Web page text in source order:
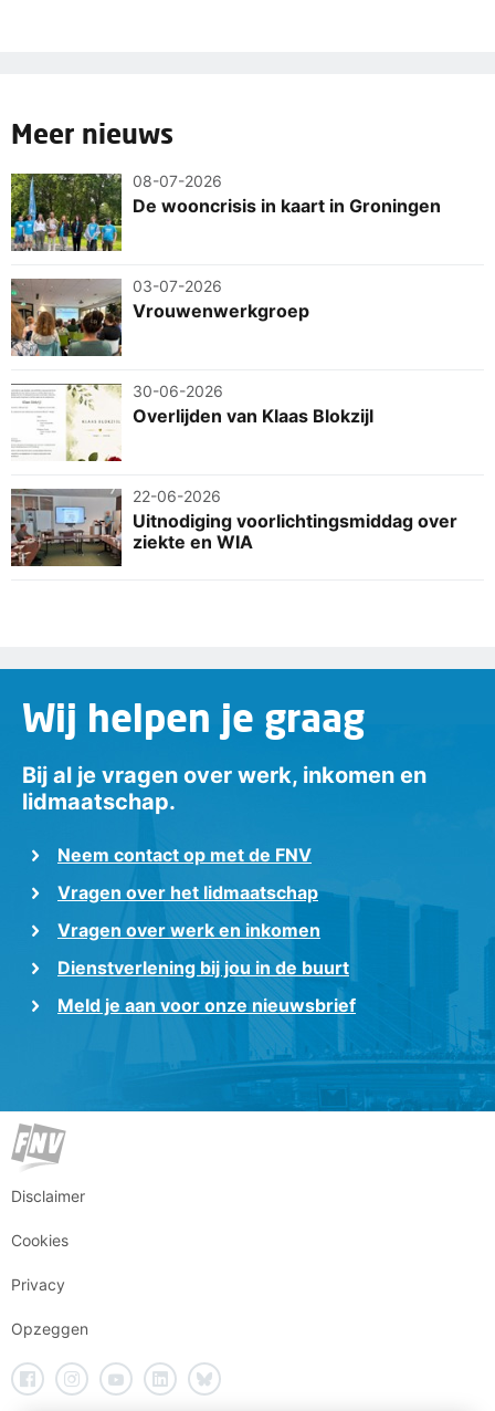
Meer nieuws
08-07-2026
De wooncrisis in kaart in Groningen
03-07-2026
Vrouwenwerkgroep
30-06-2026
Overlijden van Klaas Blokzijl
22-06-2026
Uitnodiging voorlichtingsmiddag over
ziekte en WIA
Wij helpen je graag
Bij al je vragen over werk, inkomen en
lidmaatschap.
Neem contact op met de FNV
Vragen over het lidmaatschap
Vragen over werk en inkomen
Dienstverlening bij jou in de buurt
Meld je aan voor onze nieuwsbrief
Disclaimer
Cookies
Privacy
Opzeggen